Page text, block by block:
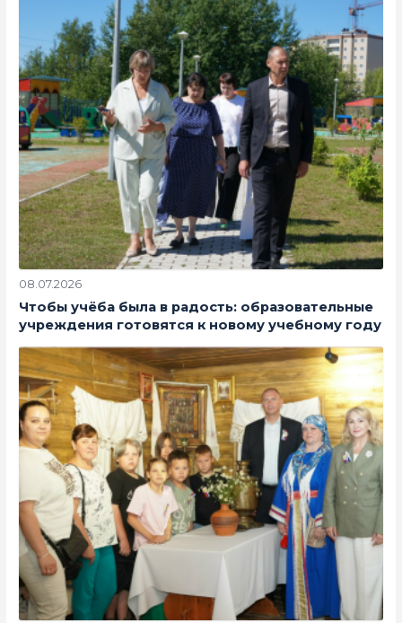
08.07.2026
Чтобы учёба была в радость: образовательные
учреждения готовятся к новому учебному году